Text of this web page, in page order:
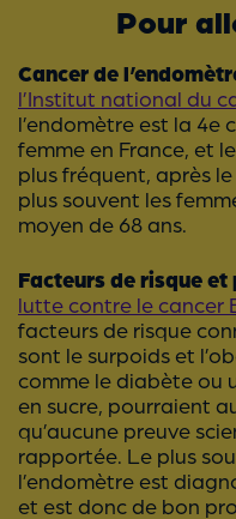
Pour
Cancer de
l’Institut national du
l’endomètre est la 4e
femme en France, et
plus fréquent, après
plus souvent les
moyen de 68 ans.
Facteurs de risque
lutte contre le cancer
facteurs de risque
sont le surpoids et
comme le diabète ou
en sucre, pourraient
qu’aucune preuve
rapportée. Le plus
l’endomètre est
et est donc de bon